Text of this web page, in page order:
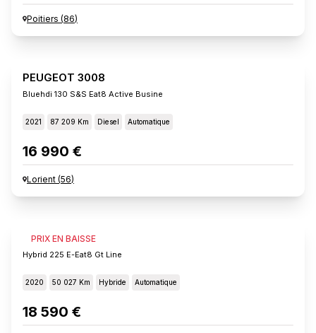
Poitiers (86)
PEUGEOT 3008
Bluehdi 130 S&s Eat8 Active Busine
2021 87 209 Km Diesel Automatique
16 990 €
Lorient (56)
PRIX EN BAISSE
PEUGEOT 3008
Hybrid 225 E-Eat8 Gt Line
2020 50 027 Km Hybride Automatique
18 590 €